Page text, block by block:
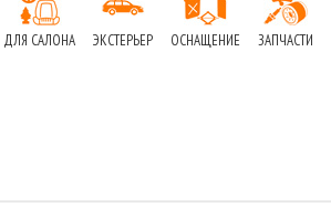
ДЛЯ САЛОНА ЭКСТЕРЬЕР ОСНАЩЕНИЕ ЗАПЧАСТИ